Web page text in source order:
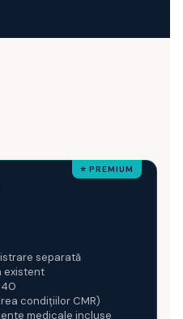
⭐ PREMIUM
separată
existent
condițiilor CMR)
medicale incluse